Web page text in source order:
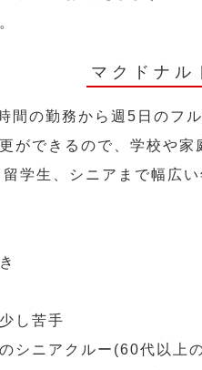
マクドナル
間の勤務から週5日のフ
ができるので、学校や
学生、シニアまで幅広い
し苦手
シニアクルー(60代以上